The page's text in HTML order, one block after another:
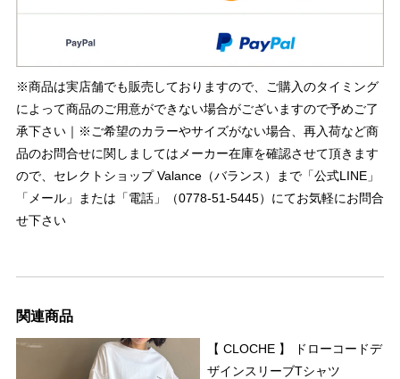
※商品は実店舗でも販売しておりますので、ご購入のタイミング
によって商品のご用意ができない場合がございますので予めご了
承下さい｜※ご希望のカラーやサイズがない場合、再入荷など商
品のお問合せに関しましてはメーカー在庫を確認させて頂きます
ので、セレクトショップ Valance（バランス）まで「公式LINE」
「メール」または「電話」（0778-51-5445）にてお気軽にお問合
せ下さい
関連商品
【 CLOCHE 】 ドローコードデ
ザインスリーブTシャツ